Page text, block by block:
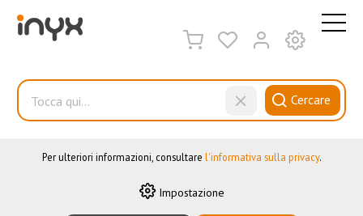
Cercare
Accessori
QUESTO SITO WEB UTILIZZA I COOKIE
di utilizzare più funzionalità, altri ancora ci aiutano a
comprendere meglio i nostri utenti. Ci aiutano quindi a
ottimizzare costantemente i nostri servizi. Alcuni cookie, se
Per ulteriori informazioni, consultare l'informativa sulla privacy.
Impostazione